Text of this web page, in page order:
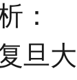
：
旦